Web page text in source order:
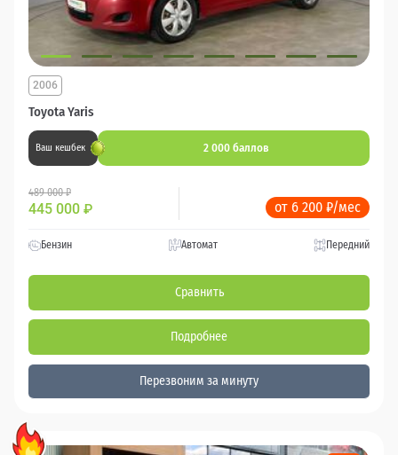
Toyota Yaris
2006
Ваш кешбек 2 000 баллов
489 000 ₽
445 000 ₽ от 6 200 ₽/мес
Бензин Автомат Передний
Сравнить
Подробнее
Перезвоним за минуту